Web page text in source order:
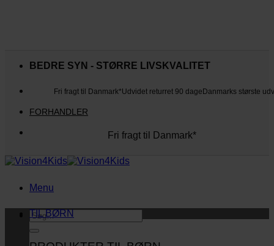
BEDRE SYN - STØRRE LIVSKVALITET
Fri fragt til Danmark*Udvidet returret 90 dage Danmarks største
FORHANDLER
Fri fragt til Danmark*
Menu
Søg
efter:
TIL BØRN